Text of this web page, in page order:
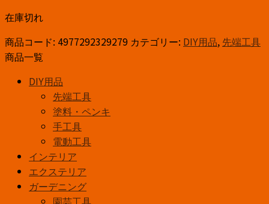
在庫切れ
商品コード: 4977292329279 カテゴリー: DIY用品, 先端工具
商品一覧
DIY用品
先端工具
塗料・ペンキ
手工具
電動工具
インテリア
エクステリア
ガーデニング
園芸工具